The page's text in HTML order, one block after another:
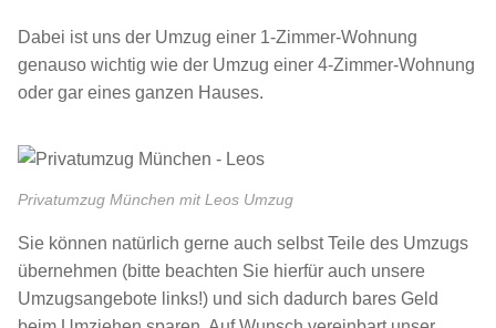
Dabei ist uns der Umzug einer 1-Zimmer-Wohnung
genauso wichtig wie der Umzug einer 4-Zimmer-Wohnung
oder gar eines ganzen Hauses.
Privatumzug München mit Leos Umzug
Sie können natürlich gerne auch selbst Teile des Umzugs
übernehmen (bitte beachten Sie hierfür auch unsere
Umzugsangebote links!) und sich dadurch bares Geld